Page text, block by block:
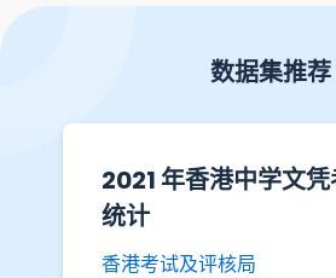
数据集推荐
2021 年香港中学文
统计
香港考试及评核局